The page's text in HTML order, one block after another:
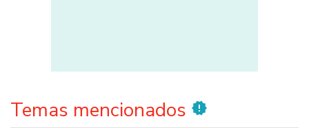
Temas mencionados new_releases